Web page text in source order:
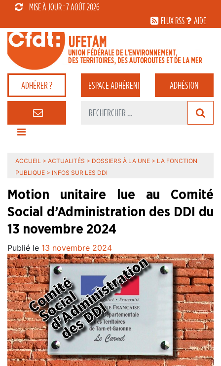
MISE À JOUR : 7 AOÛT 2026
FLUX RSS
AIDE
ADHÉRER ? ESPACEADHÉRENT ADHÉSION
ACCUEIL > ACTUALITÉS > DOSSIERS À LA UNE > LA FONCTION
PUBLIQUE > INFOS SUR LES DDI
Motion unitaire lue au Comité
Social d’Administration des DDI du
13 novembre 2024
Publié le 13 novembre 2024